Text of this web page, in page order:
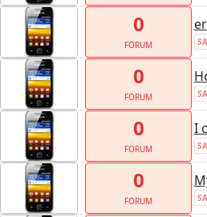
0
FORUM
0
FORUM
0
FORUM
I
0
FORUM